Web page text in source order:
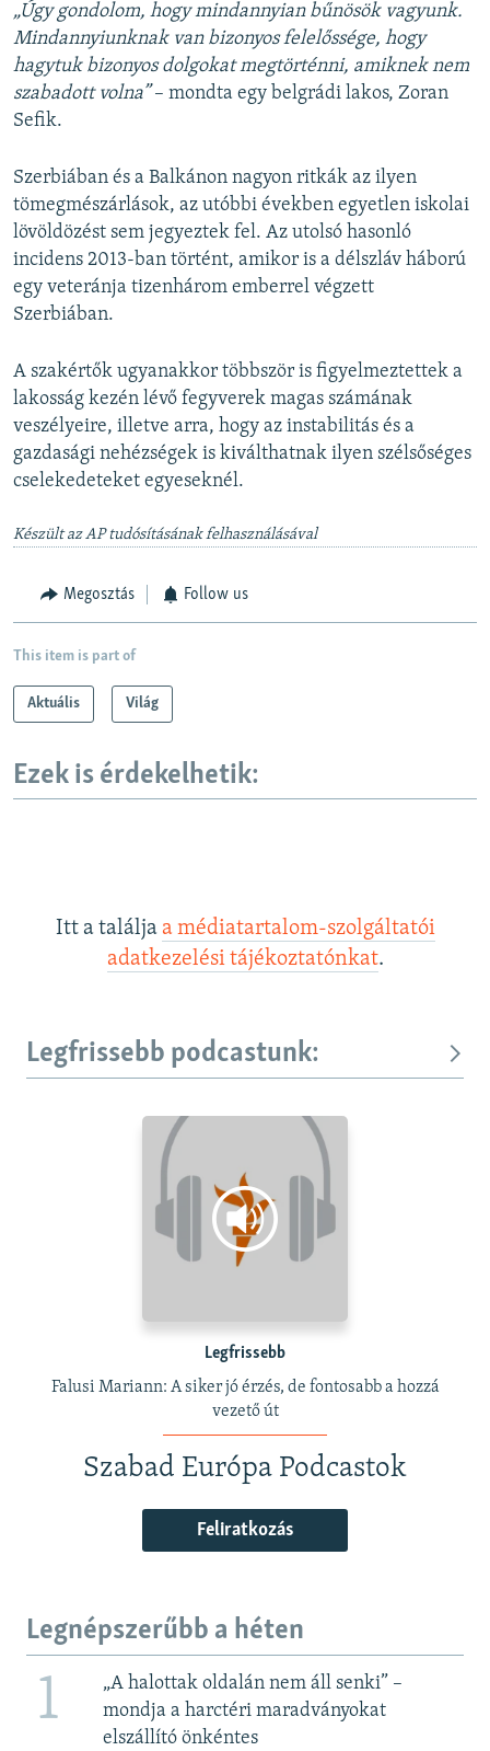
„Úgy gondolom, hogy mindannyian bűnösök vagyunk.
Mindannyiunknak van bizonyos felelőssége, hogy
hagytuk bizonyos dolgokat megtörténni, amiknek nem
szabadott volna”– mondta egy belgrádi lakos, Zoran
Sefik.
Szerbiában és a Balkánon nagyon ritkák az ilyen
tömegmészárlások, az utóbbi években egyetlen iskolai
lövöldözést sem jegyeztek fel. Az utolsó hasonló
incidens 2013-ban történt, amikor is a délszláv háború
egy veteránja tizenhárom emberrel végzett
Szerbiában.
A szakértők ugyanakkor többször is figyelmeztettek a
lakosság kezén lévő fegyverek magas számának
veszélyeire, illetve arra, hogy az instabilitás és a
gazdasági nehézségek is kiválthatnak ilyen szélsőséges
cselekedeteket egyeseknél.
Készült az AP tudósításának felhasználásával
Megosztás Follow us
This item is part of
Aktuális Világ
Ezek is érdekelhetik:
Itt a találja a médiatartalom-szolgáltatói
adatkezelési tájékoztatónkat.
Legfrissebb podcastunk:
Legfrissebb
Falusi Mariann: A siker jó érzés, de fontosabb a hozzá
vezető út
Szabad Európa Podcastok
Feliratkozás
Legnépszerűbb a héten
1
„A halottak oldalán nem áll senki” –
mondja a harctéri maradványokat
elszállító önkéntes